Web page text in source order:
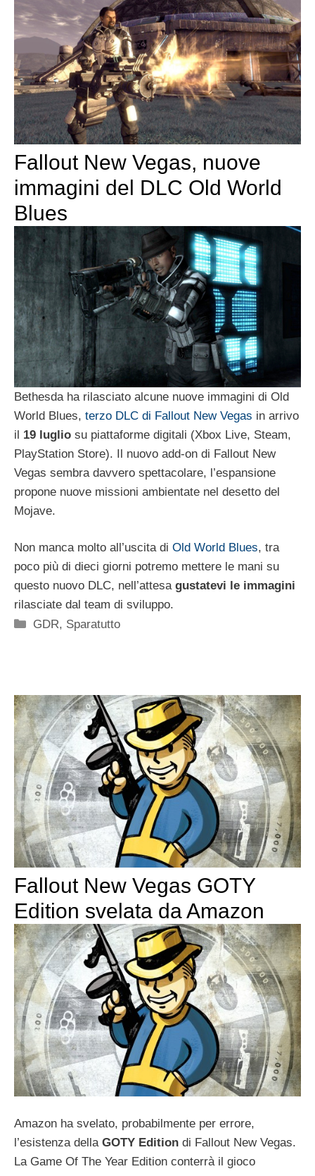
Fallout New Vegas, nuove
immagini del DLC Old World
Blues
Bethesda ha rilasciato alcune nuove immagini di Old
World Blues, terzo DLC di Fallout New Vegas in arrivo
il 19 luglio su piattaforme digitali (Xbox Live, Steam,
PlayStation Store). Il nuovo add-on di Fallout New
Vegas sembra davvero spettacolare, l’espansione
propone nuove missioni ambientate nel desetto del
Mojave.
Non manca molto all’uscita di Old World Blues, tra
poco più di dieci giorni potremo mettere le mani su
questo nuovo DLC, nell’attesa gustatevi le immagini
rilasciate dal team di sviluppo.
Categorie
GDR, Sparatutto
Fallout New Vegas GOTY
Edition svelata da Amazon
Amazon ha svelato, probabilmente per errore,
l’esistenza della GOTY Edition di Fallout New Vegas.
La Game Of The Year Edition conterrà il gioco